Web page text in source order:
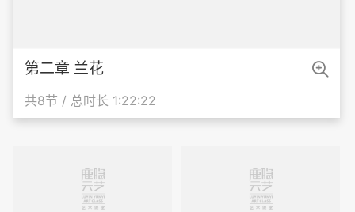
第二章 兰花
共8节 / 总时长 1:22:22
